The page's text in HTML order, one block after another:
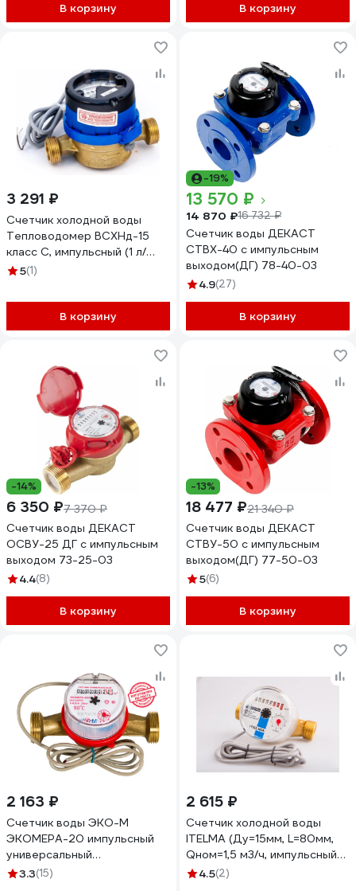
В корзину В корзину
3 291 ₽
Счетчик холодной воды
Тепловодомер ВСХНд-15
класс С, импульсный (1 л/
имп), без КМЧ R111-015-223-
5(1)
В корзину
-19%
13 570 ₽
14 870 ₽16 732 ₽
Счетчик воды ДЕКАСТ
СТВХ-40 с импульсным
выходом(ДГ) 78-40-03
4.9(27)
В корзину
-14%
6 350 ₽7 370 ₽
Счетчик воды ДЕКАСТ
ОСВУ-25 ДГ с импульсным
выходом 73-25-03
4.4(8)
В корзину
-13%
18 477 ₽21 340 ₽
Счетчик воды ДЕКАСТ
СТВУ-50 с импульсным
выходом(ДГ) 77-50-03
5(6)
В корзину
2 163 ₽
Счетчик воды ЭКО-М
ЭКОМЕРА-20 импульсный
универсальный
антимагнитный Э-20УИ-130-
3.3(15)
2 615 ₽
Счетчик холодной воды
ITELMA (Ду=15мм, L=80мм,
Qном=1,5 м3/ч, импульсный
выход ГЕРКОН, вес импульса
4.5(2)